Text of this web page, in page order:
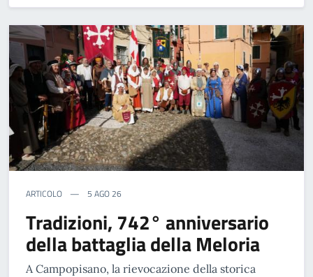
ARTICOLO 5 AGO 26
Tradizioni, 742° anniversario
della battaglia della Meloria
A Campopisano, la rievocazione della storica